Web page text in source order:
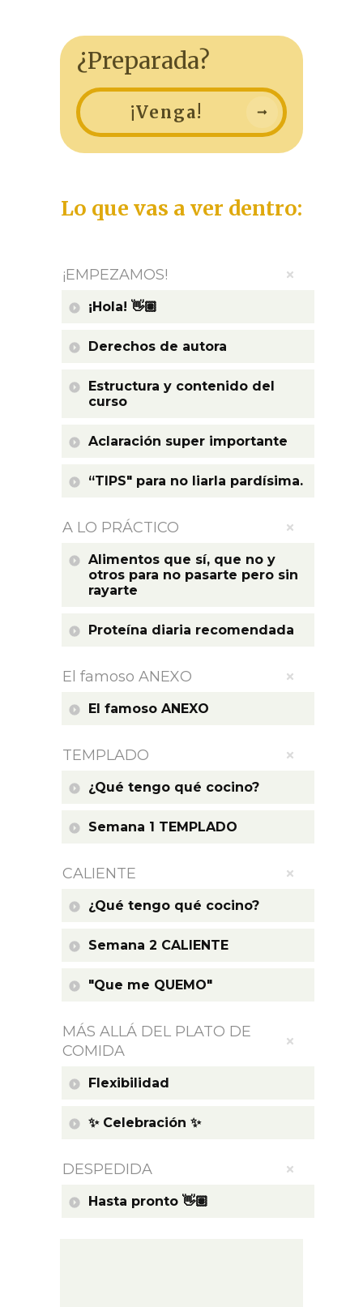
¿Preparada?
¡Venga!
Lo que vas a ver dentro:
¡EMPEZAMOS!
¡Hola! 👋🏽
Derechos de autora
Estructura y contenido del
curso
Aclaración super importante
“TIPS" para no liarla pardísima.
A LO PRÁCTICO
Alimentos que sí, que no y
otros para no pasarte pero sin
rayarte
Proteína diaria recomendada
El famoso ANEXO
El famoso ANEXO
TEMPLADO
¿Qué tengo qué cocino?
Semana 1 TEMPLADO
CALIENTE
¿Qué tengo qué cocino?
Semana 2 CALIENTE
"Que me QUEMO"
MÁS ALLÁ DEL PLATO DE
COMIDA
Flexibilidad
✨ Celebración ✨
DESPEDIDA
Hasta pronto 👋🏽